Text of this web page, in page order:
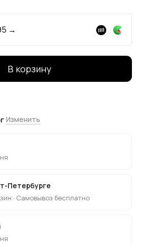
→
В корзину
Изменить
Петербурге
· Самовывоз бесплатно